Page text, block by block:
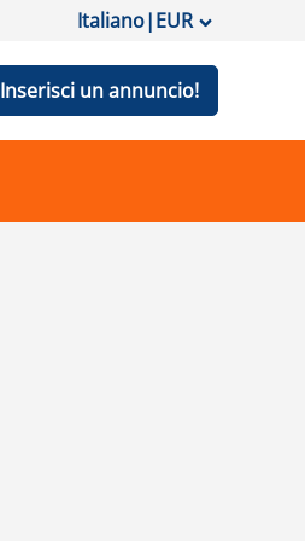
Italiano|EUR
Inserisci un annuncio!